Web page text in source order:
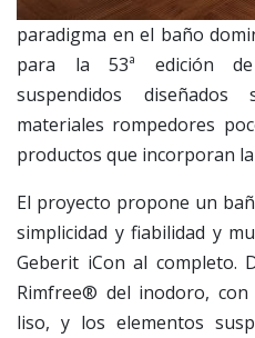
paradigma en el baño
para la 53ª edición
suspendidos
materiales rompedores
productos que incorporan
El proyecto propone un
simplicidad y fiabilidad y
Geberit iCon al completo.
Rimfree® del inodoro,
liso, y los elementos